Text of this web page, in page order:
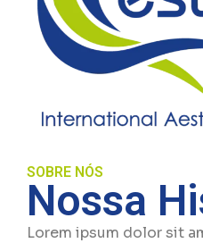
SOBRE NÓS
Nossa
Lorem ipsum dolor sit